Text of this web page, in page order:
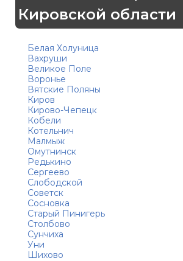
Кировской области
Белая Холуница
Вахруши
Великое Поле
Воронье
Вятские Поляны
Киров
Кирово-Чепецк
Кобели
Котельнич
Малмыж
Омутнинск
Редькино
Сергеево
Слободской
Советск
Сосновка
Старый Пинигерь
Столбово
Сунчиха
Уни
Шихово